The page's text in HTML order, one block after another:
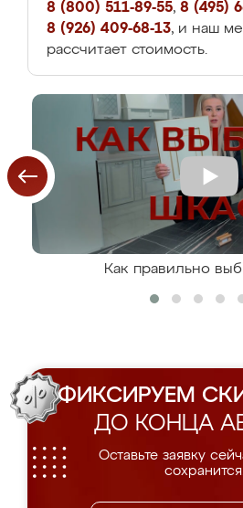
8 (800) 511-89-55, 8 (495)
8 (926) 409-68-13, и наш
рассчитает стоимость.
Как правильно
ФИКСИРУЕМ
ДО КОНЦА
Оставьте заявку